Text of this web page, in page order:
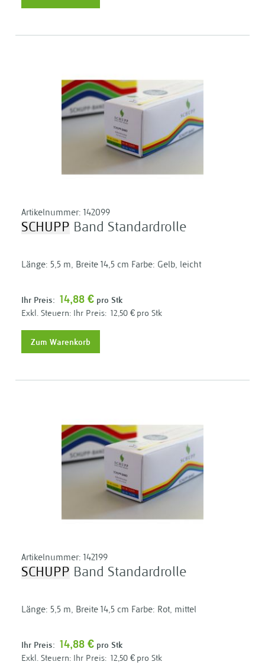
Artikelnummer: 142099
SCHUPP Band Standardrolle
Länge: 5,5 m, Breite 14,5 cm Farbe: Gelb, leicht
Ihr Preis: 14,88 € pro Stk
Ihr Preis: 12,50 € pro Stk
Zum Warenkorb
Artikelnummer: 142199
SCHUPP Band Standardrolle
Länge: 5,5 m, Breite 14,5 cm Farbe: Rot, mittel
Ihr Preis: 14,88 € pro Stk
Ihr Preis: 12,50 € pro Stk